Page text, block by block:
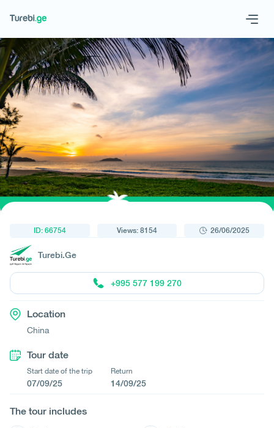
Geo Eng
Request a tour
ID: 66754 Views: 8154 26/06/2025
Turebi.Ge
+995 577 199 270
Location
China
Tour date
Start date of the trip
07/09/25
Return
14/09/25
The tour includes